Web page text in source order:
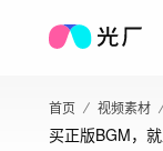
首页 视频素材
买正版BGM，